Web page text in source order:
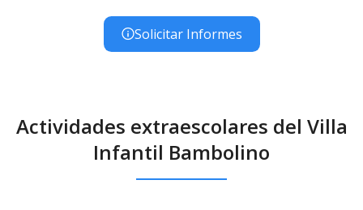
Solicitar Informes
Actividades extraescolares del Villa
Infantil Bambolino